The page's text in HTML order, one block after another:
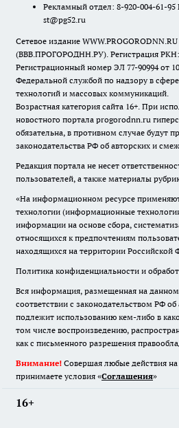
Рекламный отдел: 8-920-004-61-
st@pg52.ru
Сетевое издание WWW.PROGORODNN.RU
(ВВВ.ПРОГОРОДНН.РУ). Регистрация РКН:
Регистрационный номер ЭЛ 77-90994 от
Федеральной службой по надзору в
технологий и массовых коммуникаций.
Возрастная категория сайта 16+. При
новостного портала progorodnn.ru
обязательна, в противном случае будут
законодательства РФ об авторских и
Редакция портала не несет
пользователей, а также материалы
«На информационном ресурсе
технологии (информационные
информации на основе сбора,
относящихся к предпочтениям
находящихся на территории Российской
Политика конфиденциальности и
Вся информация, размещенная на данном
соответствии с законодательством РФ
подлежит использованию кем-либо в
том числе воспроизведению,
как с письменного разрешения
Внимание! Совершая любые действия
принимаете условия «Cоглашения»
16+